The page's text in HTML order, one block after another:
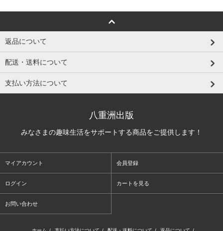
返品について
配送・送料について
支払い方法について
八重洲出版
みなさまの趣味生活をサポートする商品をご提供します！
マイアカウント 会員登録
ログイン カートを見る
お問い合わせ